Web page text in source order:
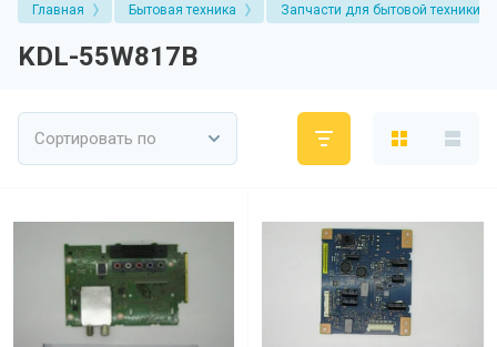
Главная Бытовая техника Запчасти для бытовой техники
KDL-55W817B
Сортировать по